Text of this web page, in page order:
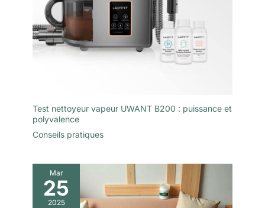
Test nettoyeur vapeur UWANT B200 : puissance et
polyvalence
Conseils pratiques
Mar
25
2025